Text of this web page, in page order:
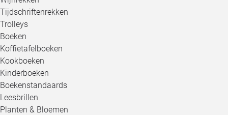
Tijdschriftenrekken
Trolleys
Boeken
Koffietafelboeken
Kookboeken
Kinderboeken
Boekenstandaards
Leesbrillen
Planten & Bloemen